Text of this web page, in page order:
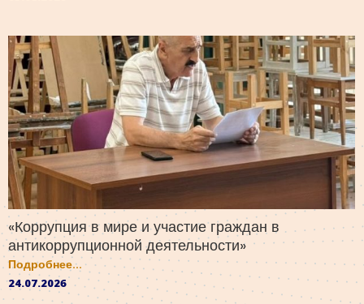
«Коррупция в мире и участие граждан в
антикоррупционной деятельности»
Подробнее...
24.07.2026